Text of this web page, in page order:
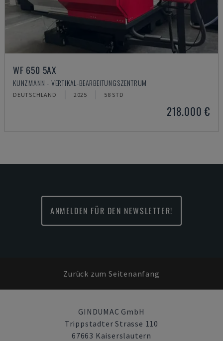
WF 650 5AX
KUNZMANN - VERTIKAL-BEARBEITUNGSZENTRUM
DEUTSCHLAND 2025 58 STD
218.000 €
ANMELDEN FÜR DEN NEWSLETTER!
Zurück zum Seitenanfang
GINDUMAC GmbH
Trippstadter Strasse 110
67663 Kaiserslautern